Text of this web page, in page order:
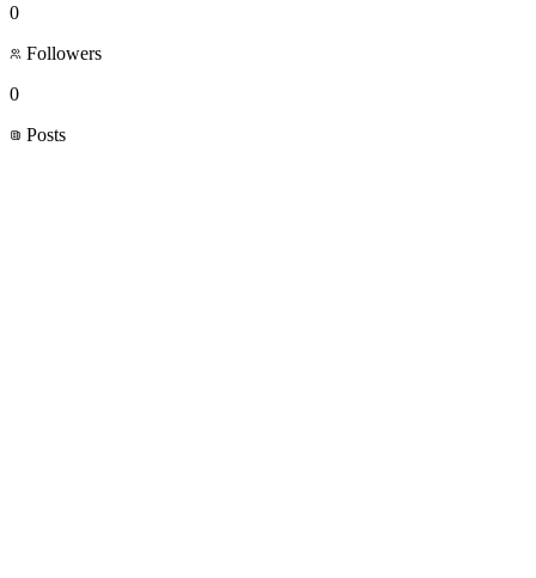
0
Followers
0
Posts